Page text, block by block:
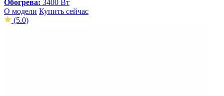
Обогрева: 3400 Вт
О модели Купить сейчас
(5.0)